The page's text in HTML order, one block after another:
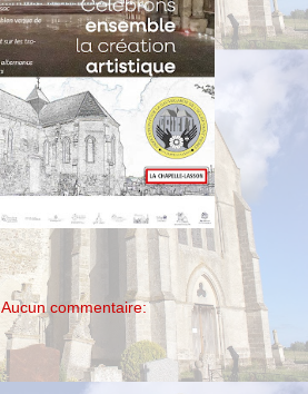
Aucun commentaire: